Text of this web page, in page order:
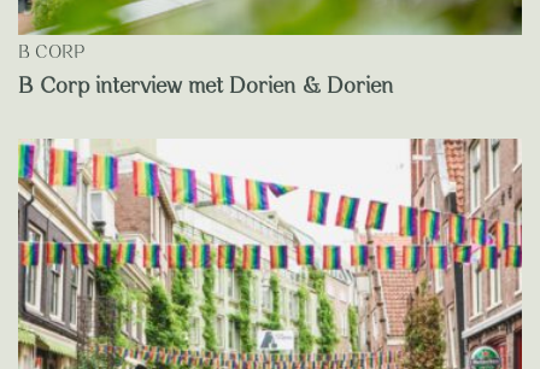
B CORP
B Corp interview met Dorien & Dorien